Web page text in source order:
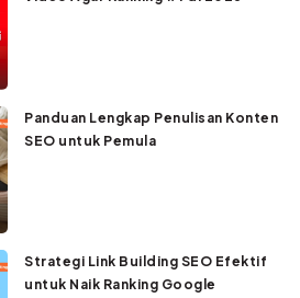
Panduan Lengkap Penulisan Konten
SEO untuk Pemula
Strategi Link Building SEO Efektif
untuk Naik Ranking Google